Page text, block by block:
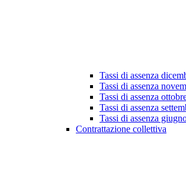
Tassi di assenza
Tassi di assenza
Tassi di assenza
Tassi di assenza
Tassi di assenza
Contrattazione collettiva